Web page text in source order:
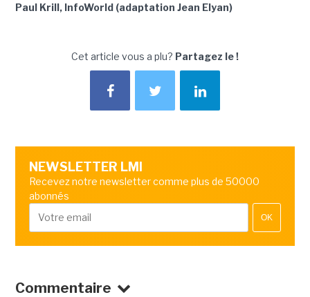
Paul Krill, InfoWorld (adaptation Jean Elyan)
Cet article vous a plu? Partagez le !
NEWSLETTER LMI
Recevez notre newsletter comme plus de 50000
abonnés
OK
Commentaire